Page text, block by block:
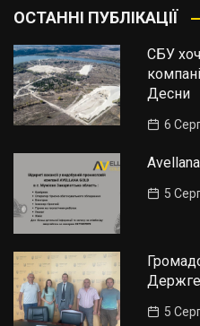
ОСТАННІ ПУБЛІКАЦІЇ
СБУ
Десни
6
5
5